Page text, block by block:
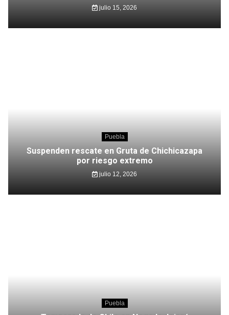
julio 15, 2026
Puebla
Suspenden rescate en Gruta de Chichicazapa
por riesgo extremo
julio 12, 2026
Puebla